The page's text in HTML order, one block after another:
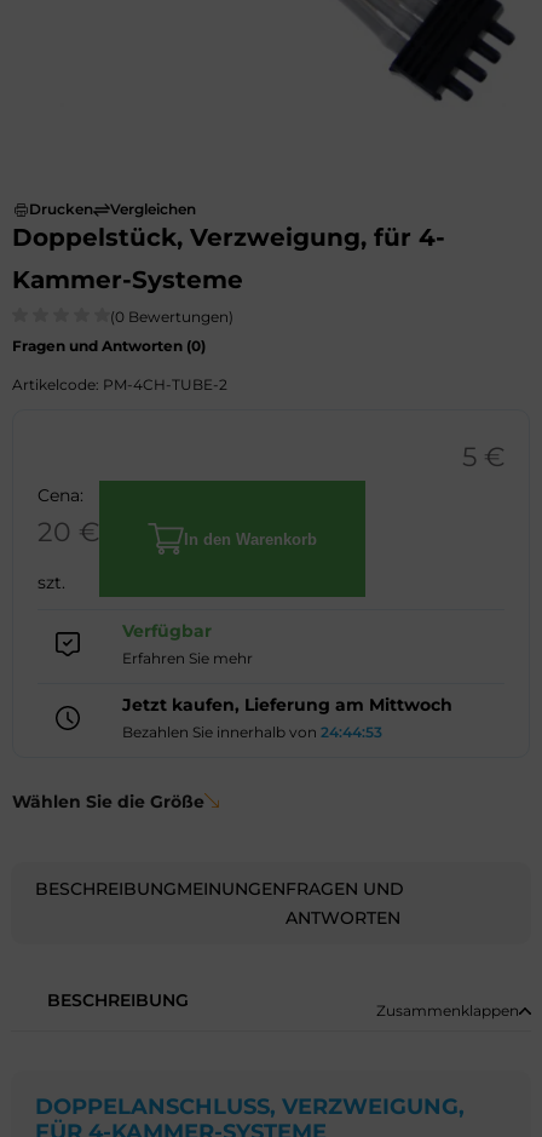
Drucken Vergleichen
Doppelstück, Verzweigung, für 4-
Kammer-Systeme
(0 Bewertungen)
Fragen und Antworten (0)
Artikelcode: PM-4CH-TUBE-2
Wählen Sie die Größe
5 €
Cena:
20 €
Doppelstück,
für
Systeme
szt.
In den Warenkorb
Verfügbar
Erfahren Sie mehr
Jetzt kaufen, Lieferung am Mittwoch
Bezahlen Sie innerhalb von 24:44:52
BESCHREIBUNGMEINUNGENFRAGEN UND
ANTWORTEN
BESCHREIBUNG Zusammenklappen
DOPPELANSCHLUSS, VERZWEIGUNG,